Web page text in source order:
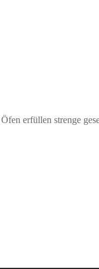
erfüllen strenge